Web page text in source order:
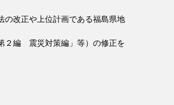
改正や上位計画である福島県地
２編 震災対策編」等）の修正を